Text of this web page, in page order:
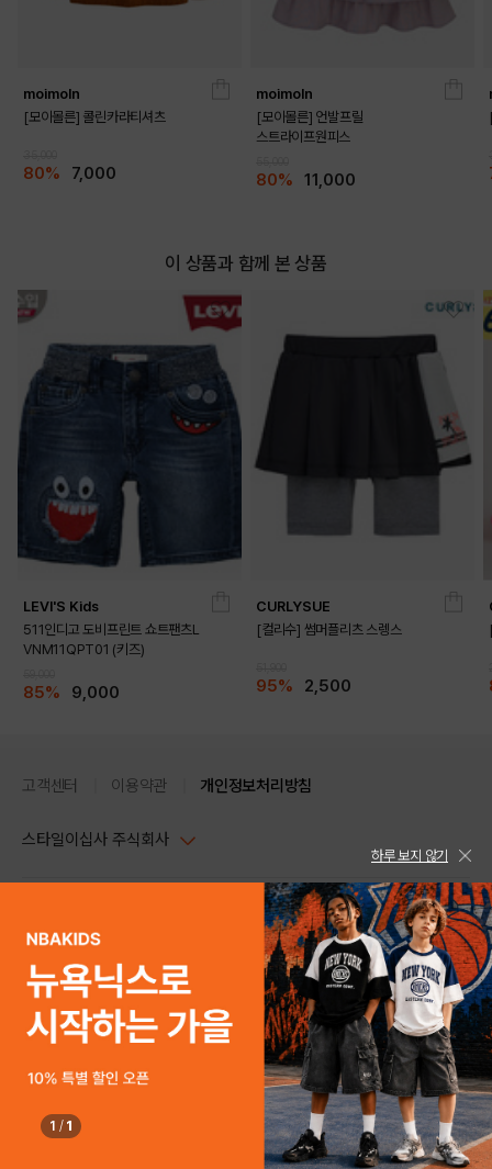
moimoln
[모이몰른] 콜린카라티셔츠
80% 7,000
moimoln
[모이몰른] 언발프릴
스트라이프원피스
80% 11,000
이 상품과 함께 본 상품
LEVI'S Kids
511인디고 도비프린트 쇼트팬츠L
VNM11QPT01 (키즈)
85% 9,000
CURLYSUE
[컬리수] 썸머플리츠 스렝스
95% 2,500
SOLD OUT
고객센터 이용약관 개인정보처리방침
스타일이십사 주식회사
주소 : 서울시 강남구 논현로 633, 6층 (논현동, 한세엠케이빌딩)
사업자등록번호 : 116-81-32499
통신판매업신고번호 : 제 2024-서울강남-04239
호스팅 서비스 : 스타일이십사㈜
고객센터 1544-5336(평일 09:00~ 18:00 토/일/공휴일 휴무)
스타일24 고객센터 1544-5336
평일 09:00~ 18:00 (토/일/공휴일 휴무)
help Email : help@style24.com
COPYRIGHTⓒ2021 STYLE24 ALL RIGHTS RESERVED.
하루 보지 않기
1 / 1